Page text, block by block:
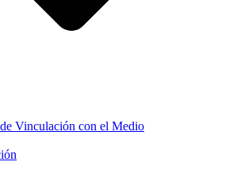
Vinculación con el Medio